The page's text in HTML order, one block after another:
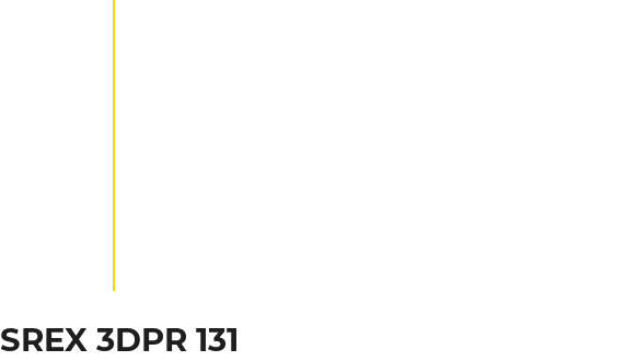
SREX 3DPR 131